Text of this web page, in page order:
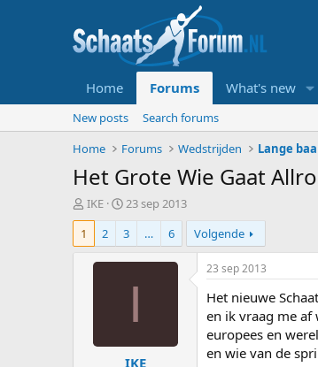
Home Forums What's new
New posts
Search forums
Home
Forums Wedstrijden Lange
Het Grote Wie Gaat
T
o
i
IKE
S
t
a
r
t
m
23 sep 2013
1
2 3 … 6 Volgende
I
IKE
23 sep 2013
Het nieuwe
en ik vraag me af
europees en
en wie van de